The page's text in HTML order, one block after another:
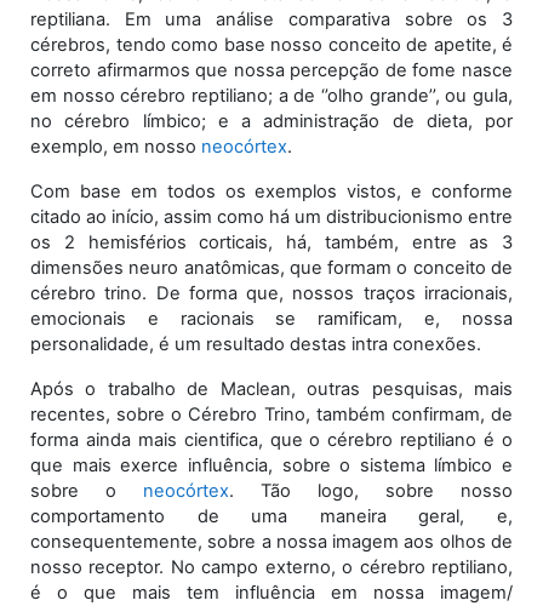
reptiliana. Em uma análise comparativa sobre os 3
cérebros, tendo como base nosso conceito de apetite, é
correto afirmarmos que nossa percepção de fome nasce
em nosso cérebro reptiliano; a de ‘’olho grande’’, ou gula,
no cérebro límbico; e a administração de dieta, por
exemplo, em nosso neocórtex.
Com base em todos os exemplos vistos, e conforme
citado ao início, assim como há um distribucionismo entre
os 2 hemisférios corticais, há, também, entre as 3
dimensões neuro anatômicas, que formam o conceito de
cérebro trino. De forma que, nossos traços irracionais,
emocionais e racionais se ramificam, e, nossa
personalidade, é um resultado destas intra conexões.
Após o trabalho de Maclean, outras pesquisas, mais
recentes, sobre o Cérebro Trino, também confirmam, de
forma ainda mais cientifica, que o cérebro reptiliano é o
que mais exerce influência, sobre o sistema límbico e
sobre o neocórtex. Tão logo, sobre nosso
comportamento de uma maneira geral, e,
consequentemente, sobre a nossa imagem aos olhos de
nosso receptor. No campo externo, o cérebro reptiliano,
é o que mais tem influência em nossa imagem/